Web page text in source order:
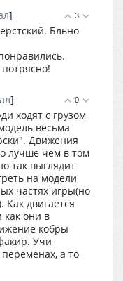
3
]
Бльно
0
]
ходят с грузом
весьма
Движения
лучше чем в том
так выглядит
на модели
частях игры(но
двигается
как они в
кобры
Учи
а то